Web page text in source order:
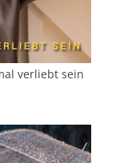
verliebt sein